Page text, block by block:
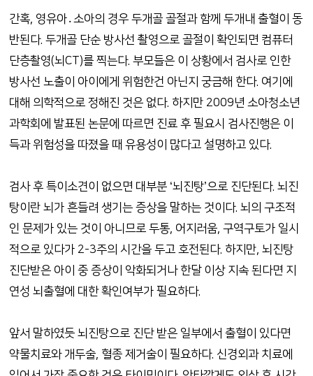
간혹, 영유아․소아의 경우 두개골 골절과 함께 두개내 출혈이 동
반된다. 두개골 단순 방사선 촬영으로 골절이 확인되면 컴퓨터
단층촬영(뇌CT)를 찍는다. 부모들은 이 상황에서 검사로 인한
방사선 노출이 아이에게 위험한건 아닌지 궁금해 한다. 여기에
대해 의학적으로 정해진 것은 없다. 하지만 2009년 소아청소년
과학회에 발표된 논문에 따르면 진료 후 필요시 검사진행은 이
득과 위험성을 따졌을 때 유용성이 많다고 설명하고 있다.
검사 후 특이소견이 없으면 대부분 ‘뇌진탕’으로 진단된다. 뇌진
탕이란 뇌가 흔들려 생기는 증상을 말하는 것이다. 뇌의 구조적
인 문제가 있는 것이 아니므로 두통, 어지러움, 구역구토가 일시
적으로 있다가 2-3주의 시간을 두고 호전된다. 하지만, 뇌진탕
진단받은 아이 중 증상이 악화되거나 한달 이상 지속 된다면 지
연성 뇌출혈에 대한 확인여부가 필요하다.
앞서 말하였듯 뇌진탕으로 진단 받은 일부에서 출혈이 있다면
약물치료와 개두술, 혈종 제거술이 필요하다. 신경외과 치료에